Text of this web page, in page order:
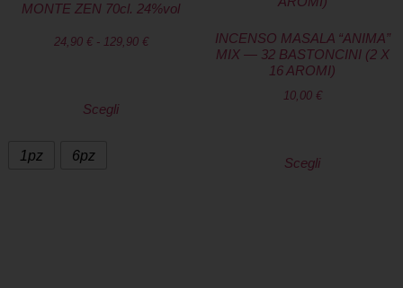
MONTE ZEN 70cl. 24%vol
24,90 € - 129,90 €
Scegli
1pz 6pz
INCENSO MASALA “ANIMA”
MIX — 32 BASTONCINI (2 X
16 AROMI)
10,00 €
Scegli